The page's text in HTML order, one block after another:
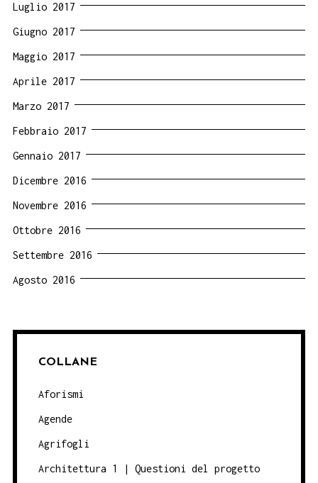
Luglio 2017
Giugno 2017
Maggio 2017
Aprile 2017
Marzo 2017
Febbraio 2017
Gennaio 2017
Dicembre 2016
Novembre 2016
Ottobre 2016
Settembre 2016
Agosto 2016
COLLANE
Aforismi
Agende
Agrifogli
Architettura 1 | Questioni del progetto